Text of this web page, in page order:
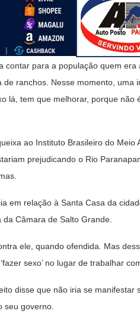
contar para a população quem
ranchos. Nesse momento, uma
lá, tem que melhorar, porque
ao Instituto Brasileiro do
prejudicando o Rio
em relação à Santa Casa da
Câmara de Salto Grande.
ele, quando ofendida. Mas
sexo’ no lugar de trabalhar
disse que não iria se
seu governo.